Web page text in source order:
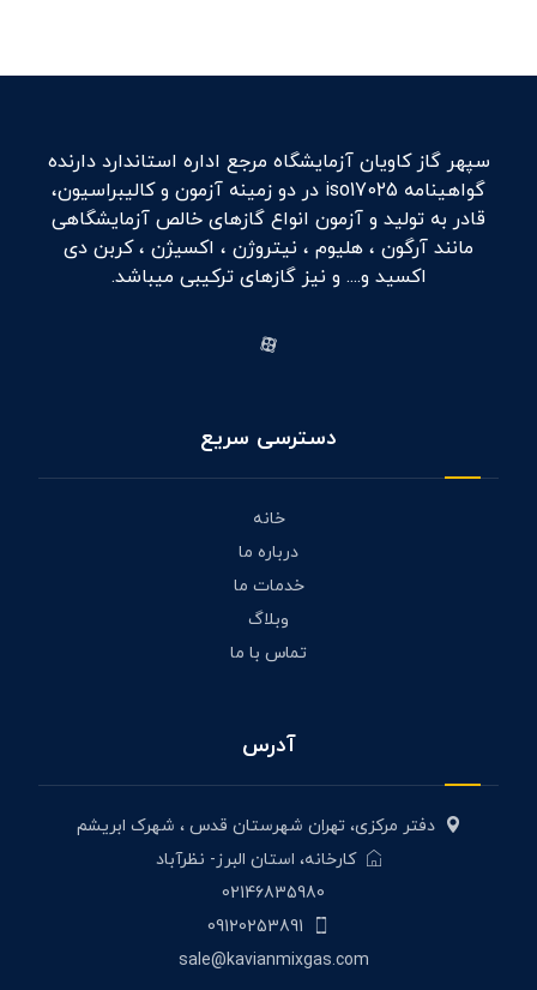
سپهر گاز کاویان آزمایشگاه مرجع اداره استاندارد دارنده
گواهینامه iso17025 در دو زمینه آزمون و کالیبراسیون،
قادر به تولید و آزمون انواع گازهای خالص آزمایشگاهی
مانند آرگون ، هلیوم ، نیتروژن ، اکسیژن ، کربن دی
اکسید و.... و نیز گازهای ترکیبی میباشد.
دسترسی سریع
خانه
درباره ما
خدمات ما
وبلاگ
تماس با ما
آدرس
دفتر مرکزی، تهران شهرستان قدس ، شهرک ابریشم
کارخانه، استان البرز- نظرآباد
02146835980
09120253891
sale@kavianmixgas.com